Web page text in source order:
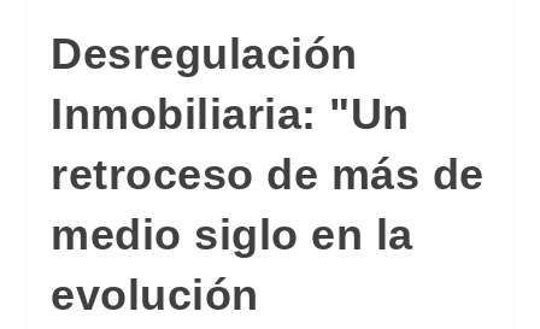
Desregulación
Inmobiliaria: "Un
retroceso de más de
medio siglo en la
evolución